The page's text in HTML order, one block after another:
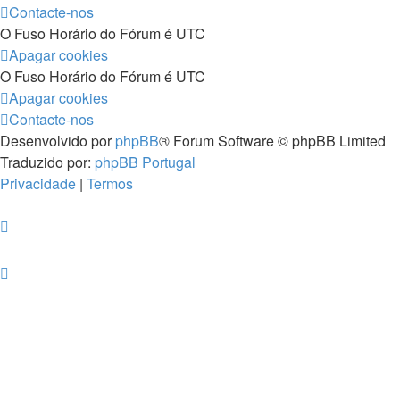
Contacte-nos
O Fuso Horário do Fórum é UTC
Apagar cookies
O Fuso Horário do Fórum é UTC
Apagar cookies
Contacte-nos
Desenvolvido porphpBB® Forum Software © phpBB Limited
Traduzido por: phpBB Portugal
Privacidade | Termos